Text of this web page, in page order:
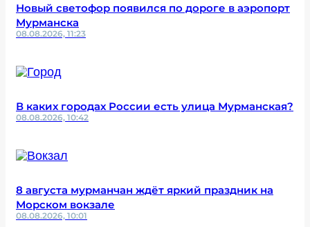
Новый светофор появился по дороге в аэропорт
Мурманска
08.08.2026, 11:23
В каких городах России есть улица Мурманская?
08.08.2026, 10:42
8 августа мурманчан ждёт яркий праздник на
Морском вокзале
08.08.2026, 10:01